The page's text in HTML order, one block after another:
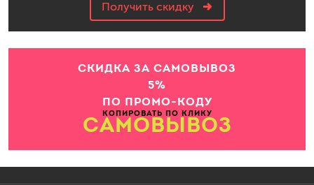
Получить скидку
СКИДКА ЗА САМОВЫВОЗ
5%
ПО ПРОМО-КОДУ
КОПИРОВАТЬ ПО КЛИКУ
САМОВЫВОЗ